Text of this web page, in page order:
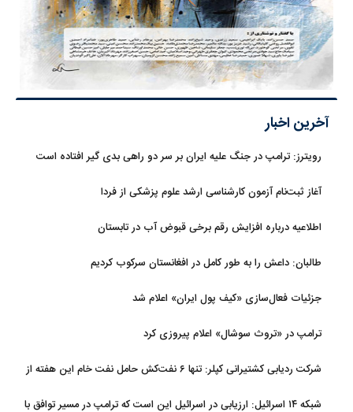
آخرین اخبار
رویترز: ترامپ در جنگ علیه ایران بر سر دو راهی بدی گیر افتاده است
آغاز ثبت‌نام‌ آزمون کارشناسی ارشد علوم پزشکی از فردا
اطلاعیه درباره افزایش رقم برخی قبوض آب در تابستان
طالبان: داعش را به طور کامل در افغانستان سرکوب کردیم
جزئیات فعال‌سازی «کیف پول ایران» اعلام شد
ترامپ در «تروث سوشال» اعلام پیروزی کرد
شرکت ردیابی کشتیرانی کپلر: تنها ۶ نفت‌کش حامل نفت خام این هفته از
شبکه ۱۴ اسرائیل: ارزیابی در اسرائیل این است که ترامپ در مسیر توافق با